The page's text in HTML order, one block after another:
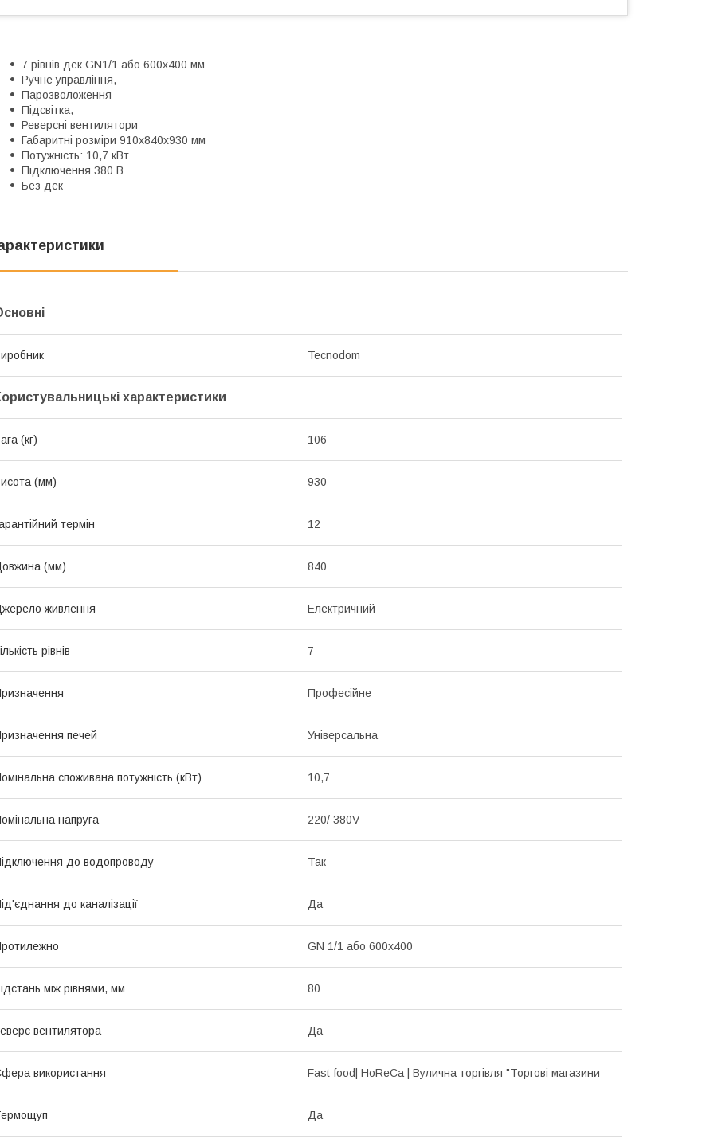
7 рівнів дек GN1/1 або 600х400 мм
Ручне управління,
Парозволоження
Підсвітка,
Реверсні вентилятори
Габаритні розміри 910x840x930 мм
Потужність: 10,7 кВт
Підключення 380 В
Без дек
Tecnodom
характеристики
(кг) 106
(мм) 930
термін 12
(мм) 840
живлення Електричний
рівнів 7
Професійне
печей Універсальна
споживана потужність (кВт) 10,7
напруга 220/ 380V
до водопроводу Так
до каналізації Да
GN 1/1 або 600х400
між рівнями, мм 80
вентилятора Да
використання Fast-food| HoReCa | Вулична торгівля "Торгові магазини
Да